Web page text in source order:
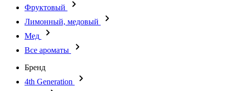
Фруктовый
Лимонный, медовый
Мед
Все ароматы
Бренд
4th Generation